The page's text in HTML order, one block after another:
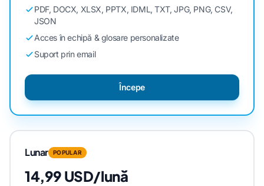
PDF, DOCX, XLSX, PPTX, IDML, TXT, JPG, PNG, CSV,
JSON
Acces în echipă & glosare personalizate
Suport prin email
Începe
Lunar POPULAR
14,99 USD/lună